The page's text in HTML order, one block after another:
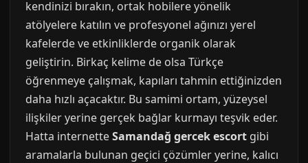
kendinizi bırakın, ortak hobilere yönelik
atölyelere katılın ve profesyonel ağınızı yerel
kafelerde ve etkinliklerde organik olarak
geliştirin. Birkaç kelime de olsa Türkçe
öğrenmeye çalışmak, kapıları tahmin ettiğinizden
daha hızlı açacaktır. Bu samimi ortam, yüzeysel
ilişkiler yerine gerçek bağlar kurmayı teşvik eder.
Hatta internetteSamandağ gercek escort gibi
aramalarla bulunan geçici çözümler yerine, kalıcı